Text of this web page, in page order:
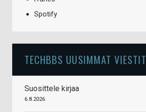
Spotify
TECHBBS UUSIMMAT VIESTIT
Suosittele kirjaa
6.8.2026